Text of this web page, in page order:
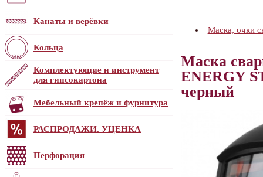
Канаты и верёвки
Кольца
Комплектующие и инструмент
для гипсокартона
Мебельный крепёж и фурнитура
РАСПРОДАЖИ. УЦЕНКА
Перфорация
Маска, очки
Маска
ENERGY
черный